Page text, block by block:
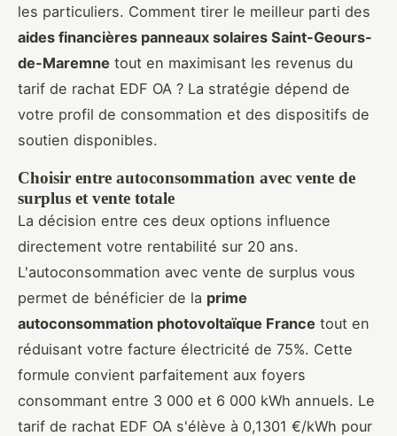
les particuliers. Comment tirer le meilleur parti des
aides financières panneaux solaires Saint-Geours-
de-Maremne tout en maximisant les revenus du
tarif de rachat EDF OA ? La stratégie dépend de
votre profil de consommation et des dispositifs de
soutien disponibles.
Choisir entre autoconsommation avec vente de
surplus et vente totale
La décision entre ces deux options influence
directement votre rentabilité sur 20 ans.
L'autoconsommation avec vente de surplus vous
permet de bénéficier de la prime
autoconsommation photovoltaïque France tout en
réduisant votre facture électricité de 75%. Cette
formule convient parfaitement aux foyers
consommant entre 3 000 et 6 000 kWh annuels. Le
tarif de rachat EDF OA s'élève à 0,1301 €/kWh pour